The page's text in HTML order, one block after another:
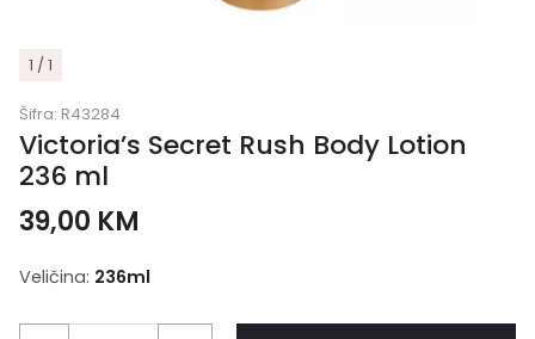
1 / 1
Šifra: R43284
Victoria’s Secret Rush Body Lotion
236 ml
39,00 KM
Veličina: 236ml